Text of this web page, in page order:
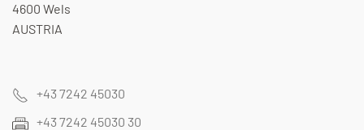
4600 Wels
AUSTRIA
+43 7242 45030
+43 7242 45030 30